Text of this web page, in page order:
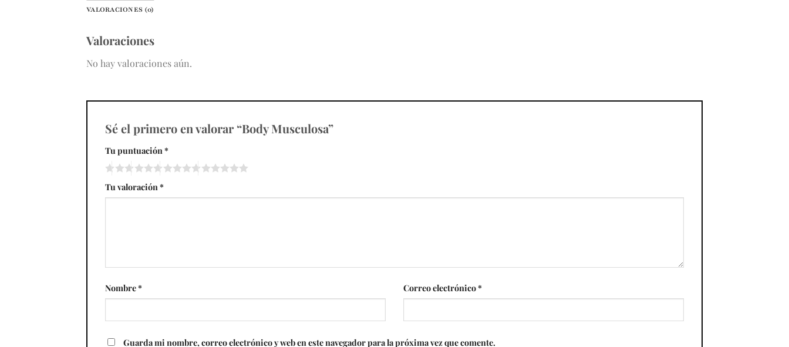
VALORACIONES (0)
Valoraciones
No hay valoraciones aún.
Sé el primero en valorar “Body Musculosa”
Tu puntuación*
Tu valoración *
Nombre* Correo electrónico*
Guarda mi nombre, correo electrónico y web en este navegador para la próxima vez que comente.